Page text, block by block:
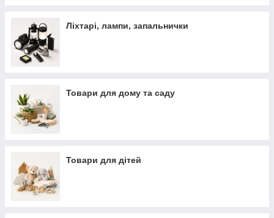
Ліхтарі, лампи, запальнички
Товари для дому та саду
Товари для дітей